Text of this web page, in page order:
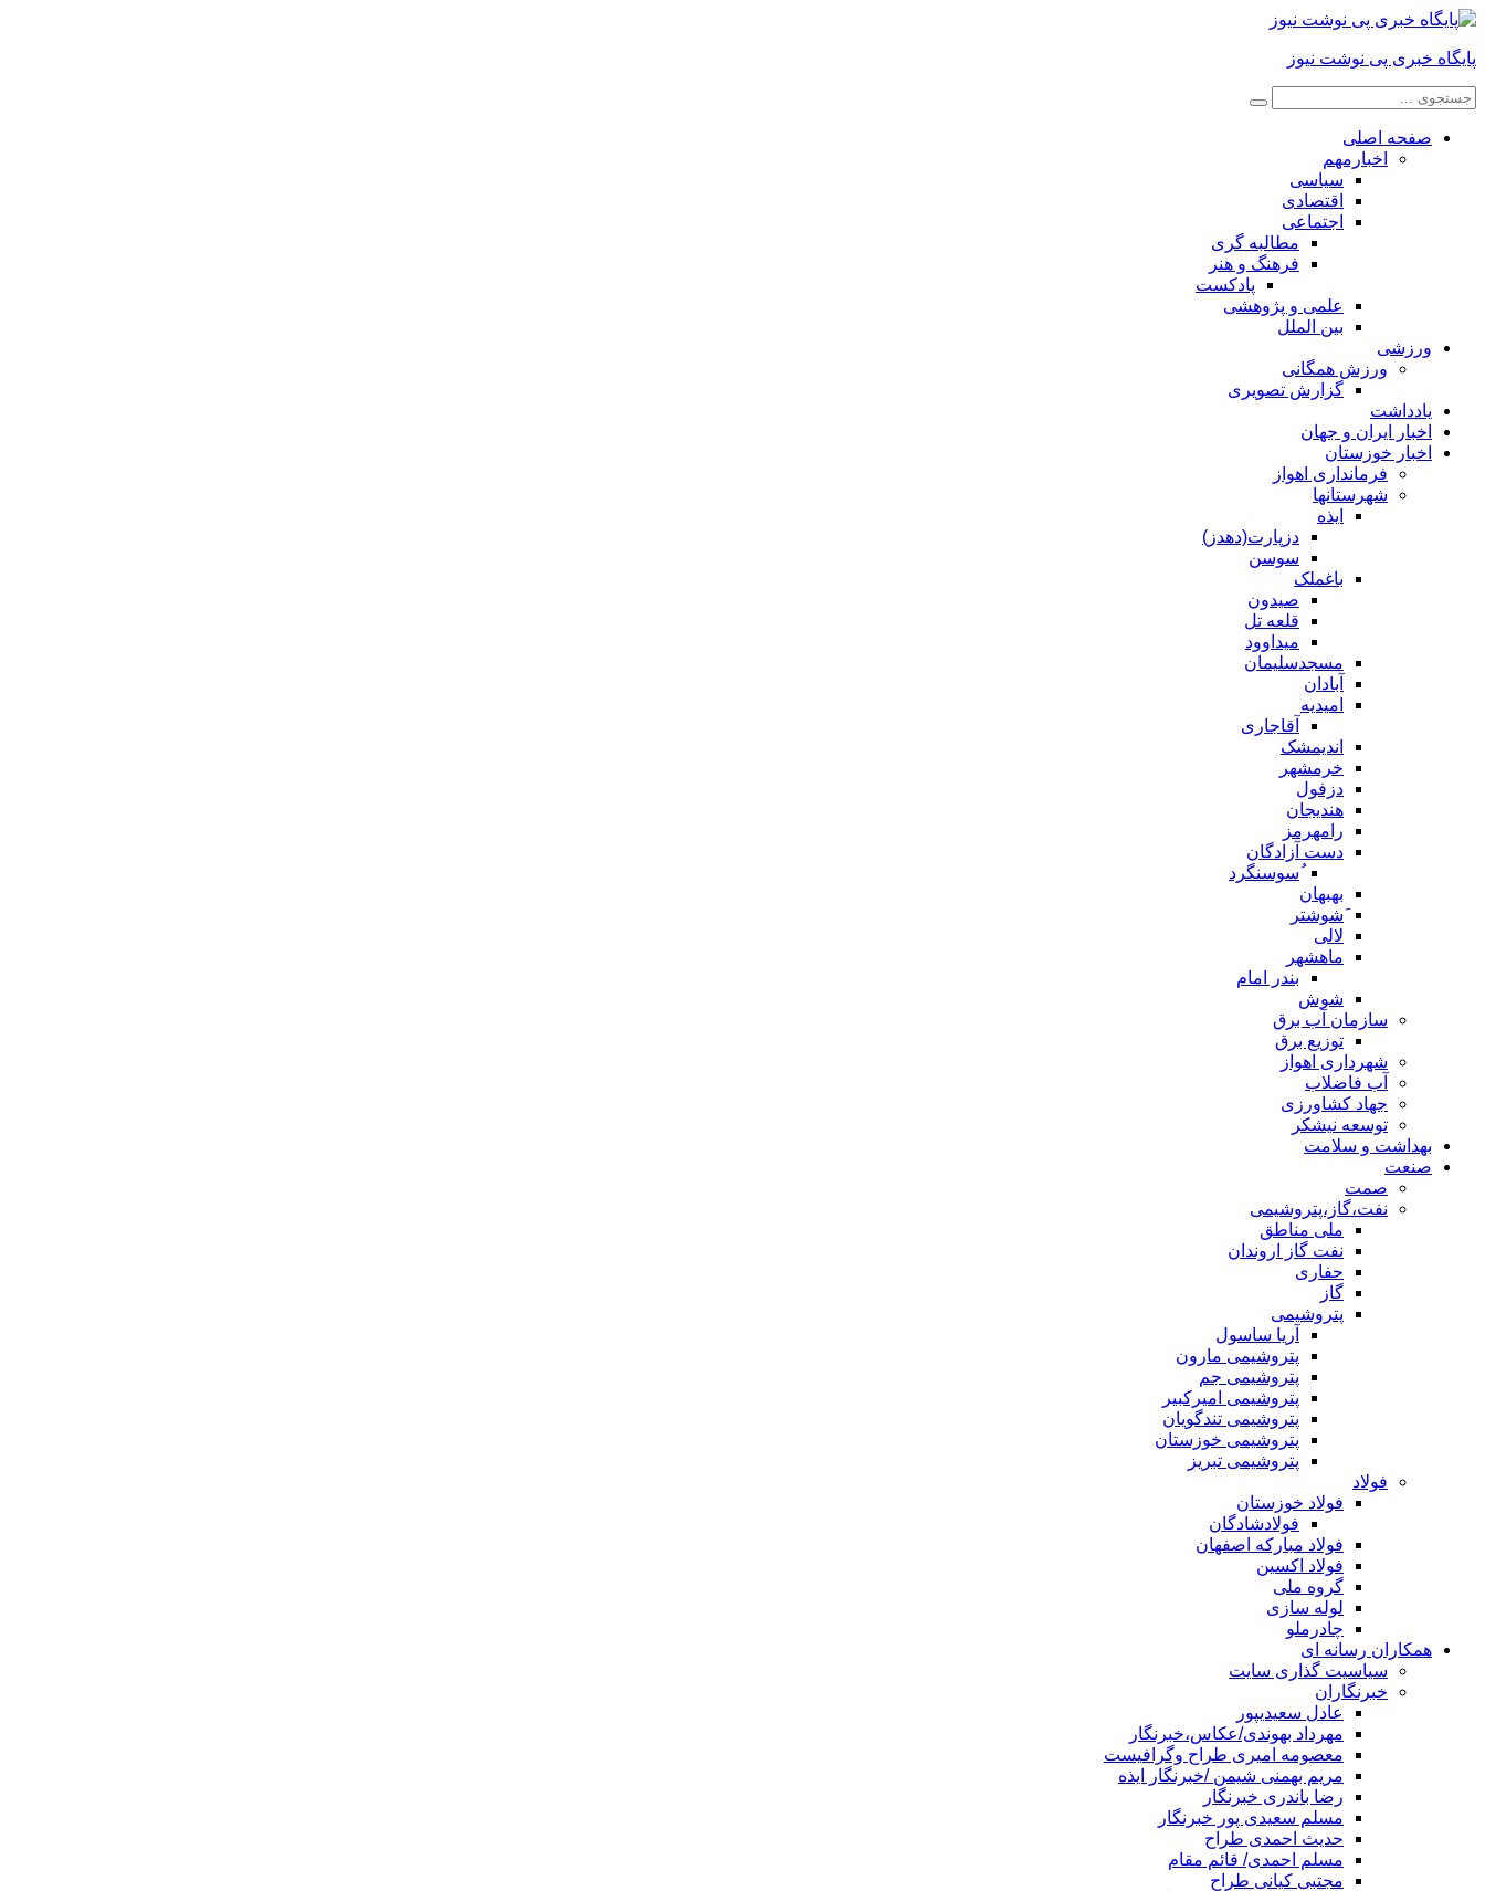
پایگاه خبری پی نوشت نیوز
صفحه اصلی
اخبارمهم
سیاسی
اقتصادی
اجتماعی
مطالبه گری
فرهنگ و هنر
پادکست
علمی و پژوهشی
بین الملل
ورزشی
ورزش همگانی
گزارش تصویری
یادداشت
اخبار ایران و جهان
اخبار خوزستان
فرمانداری اهواز
شهرستانها
ایذه
دزپارت(دهدز)
سوسن
باغملک
صیدون
قلعه تل
میداوود
مسجدسلیمان
آبادان
امیدیه
آقاجاری
اندیمشک
خرمشهر
دزفول
هندیجان
رامهرمز
دست آزادگان
ُسوسنگرد
بهبهان
َشوشتر
لالی
ماهشهر
بندر امام
شوش
سازمان آب برق
توزیع برق
شهرداری اهواز
آب فاضلاب
جهاد کشاورزی
توسعه نیشکر
بهداشت و سلامت
صنعت
صمت
نفت،گاز،پتروشیمی
ملی مناطق
نفت گاز اروندان
حفاری
گاز
پتروشیمی
آریا ساسول
پتروشیمی مارون
پتروشیمی جم
پتروشیمی امیرکبیر
پتروشیمی تندگویان
پتروشیمی خوزستان
پتروشیمی تبریز
فولاد
فولاد خوزستان
فولادشادگان
فولاد مبارکه اصفهان
فولاد اکسین
گروه ملی
لوله سازی
چادرملو
همکاران رسانه ای
سیاسیت گذاری سایت
خبرنگاران
عادل سعیدیپور
مهرداد بهوندی/عکاس،خبرنگار
معصومه امیری طراح وگرافیست
مریم بهمنی شیمن /خبرنگار ایذه
رضا باندری خبرنگار
مسلم سعیدی پور خبرنگار
حدیث احمدی طراح
مسلم احمدی/ قائم مقام
مجتبی کیانی طراح